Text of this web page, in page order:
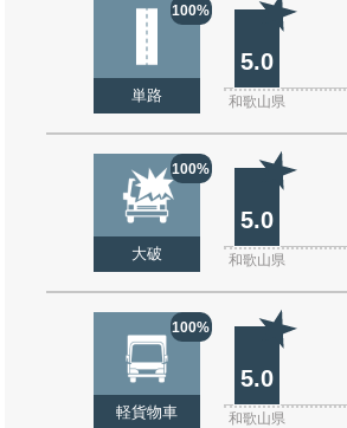
100%
単路
5.0
和歌山県
100%
大破
5.0
和歌山県
100%
軽貨物車
5.0
和歌山県